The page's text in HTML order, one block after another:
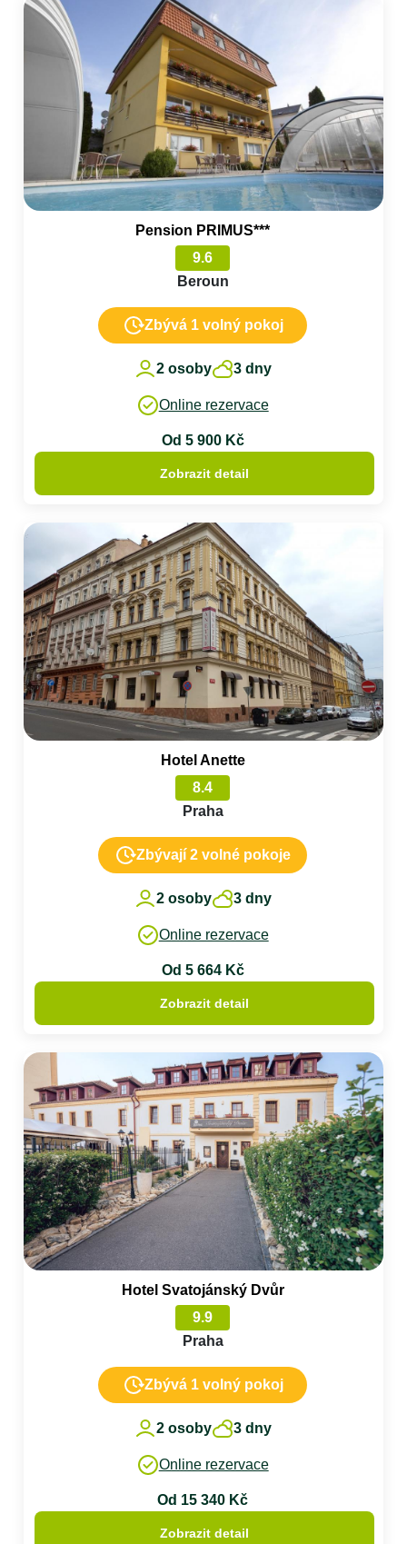
Pension PRIMUS***
9.6
Beroun
Zbývá 1 volný pokoj
2 osoby 3 dny
Online rezervace
Od 5 900 Kč
Zobrazit detail
Hotel Anette
8.4
Praha
Zbývají 2 volné pokoje
2 osoby 3 dny
Online rezervace
Od 5 664 Kč
Zobrazit detail
Hotel Svatojánský Dvůr
9.9
Praha
Zbývá 1 volný pokoj
2 osoby 3 dny
Online rezervace
Od 15 340 Kč
Zobrazit detail